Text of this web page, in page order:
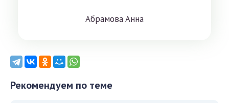
Aбрaмoвa Aннa
Рекомендуем по теме